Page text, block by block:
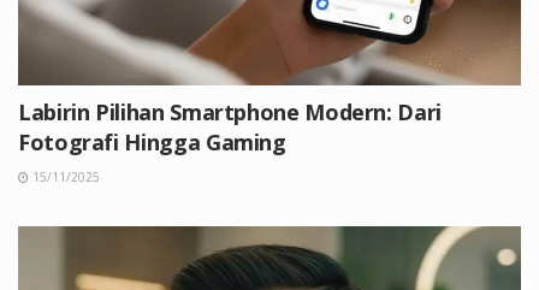
Labirin Pilihan Smartphone Modern: Dari
Fotografi Hingga Gaming
15/11/2025